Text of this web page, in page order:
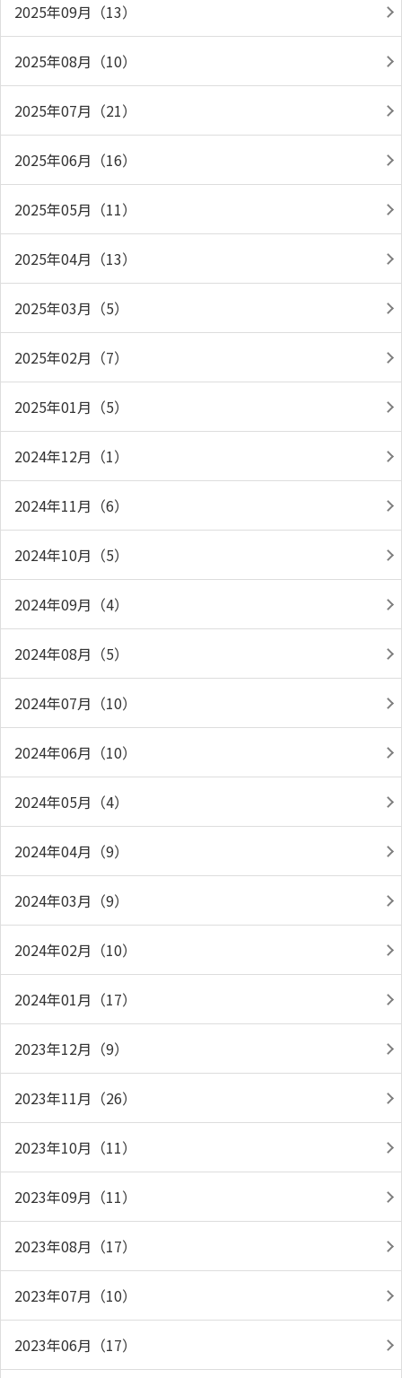
2025年09月（13）
2025年08月（10）
2025年07月（21）
2025年06月（16）
2025年05月（11）
2025年04月（13）
2025年03月（5）
2025年02月（7）
2025年01月（5）
2024年12月（1）
2024年11月（6）
2024年10月（5）
2024年09月（4）
2024年08月（5）
2024年07月（10）
2024年06月（10）
2024年05月（4）
2024年04月（9）
2024年03月（9）
2024年02月（10）
2024年01月（17）
2023年12月（9）
2023年11月（26）
2023年10月（11）
2023年09月（11）
2023年08月（17）
2023年07月（10）
2023年06月（17）